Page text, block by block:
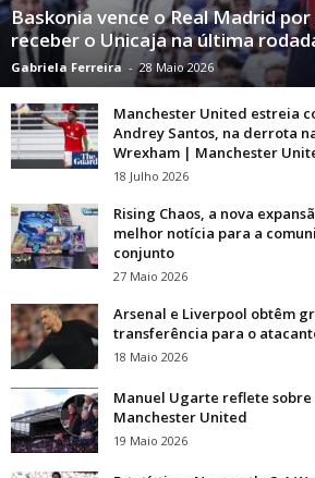
Baskonia vence o Real Madrid
receber o Unicaja na última
Gabriela Ferreira - 28 Maio 2026
Manchester United estreia
Andrey Santos, na derrota
Wrexham | Manchester
18 Julho 2026
Rising Chaos, a nova
melhor notícia para a
conjunto
27 Maio 2026
Arsenal e Liverpool obtêm
transferência para o
18 Maio 2026
Manuel Ugarte reflete sobre
Manchester United
19 Maio 2026